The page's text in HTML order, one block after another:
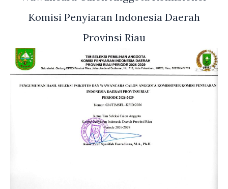
Komisi Penyiaran Indonesia Daerah
Provinsi Riau